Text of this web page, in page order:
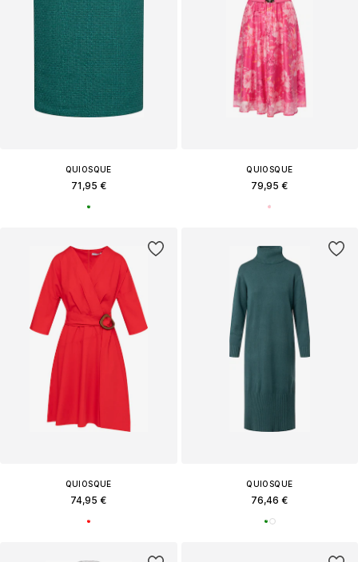
QUIOSQUE
71,95 €
QUIOSQUE
79,95 €
QUIOSQUE
74,95 €
QUIOSQUE
76,46 €